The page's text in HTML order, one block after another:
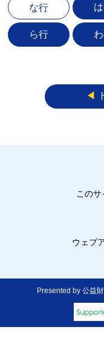
な行
ら行
◀︎
この
ウェブ
Presented by 公益